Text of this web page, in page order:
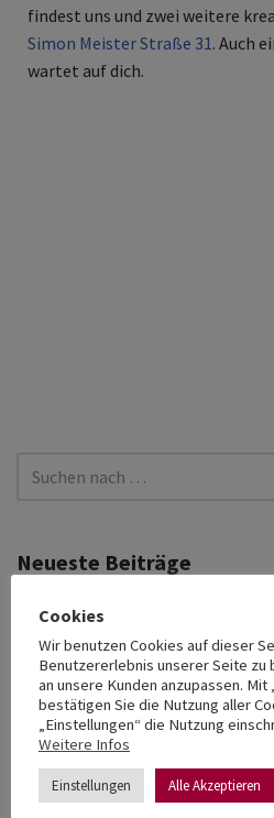
findest uns und zwei weitere
Simon Meister Straße 31. Auch
wartet auf dich.
Neueste Beiträge
Ein Blick hinter die Kulissen: Wie
„Ich wollte endlich selbst Möbel
die Kleine Schreinerausbildung
Die Aufrisszeichnung – ein
zum fertigen Möbelstück
Ein schönes Feedback zu unseren
Cookies
Wir benutzen Cookies auf dieser
Benutzererlebnis unserer Seite zu
an unsere Kunden anzupassen. Mit
bestätigen Sie die Nutzung aller
„Einstellungen“ die Nutzung
Weitere Infos
Einstellungen Alle Akzeptieren